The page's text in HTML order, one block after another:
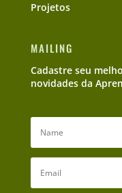
Projetos
MAILING
Cadastre seu
novidades da